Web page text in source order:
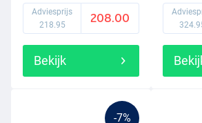
Adviesprijs
218.95
208.00
Bekijk
-7%